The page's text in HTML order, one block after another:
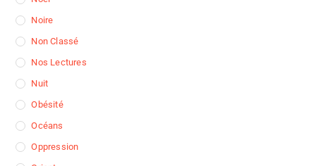
Noire
Non Classé
Nos Lectures
Nuit
Obésité
Océans
Oppression